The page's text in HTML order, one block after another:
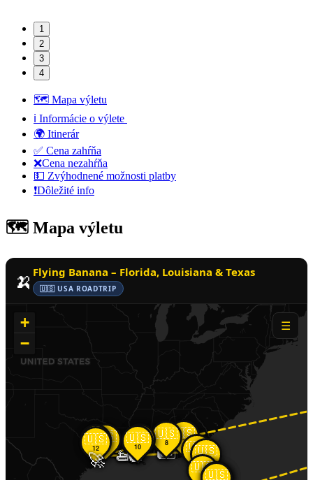
1
2
3
4
🗺️ Mapa výletu
ℹ️ Informácie o výlete
🌍 Itinerár
✅ Cena zahŕňa
❌Cena nezahŕňa
💵 Zvýhodnené možnosti platby
❗️Dôležité info
🗺️ Mapa výletu